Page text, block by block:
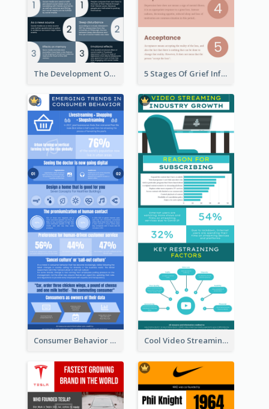
The Development Of Social Media Use Infographic 5 Stages Of Grief Infographic (With Explanation))
Consumer Behavior Analysis Infographic Design Cool Video Streaming Trend Infographic Design Idea